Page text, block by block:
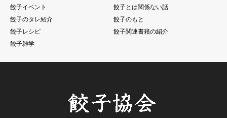
餃子イベント
餃子とは関係ない話
餃子のタレ紹介
餃子のもと
餃子レシピ
餃子関連書籍の紹介
餃子雑学